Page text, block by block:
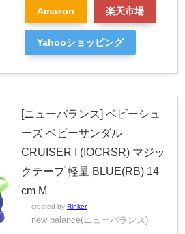
Amazon 楽天市場
Yahooショッピング
[ニューバランス] ベビーシュ
ーズ ベビーサンダル
CRUISER I (IOCRSR) マジッ
クテープ 軽量 BLUE(RB) 14
cm M
created by Rinker
new balance(ニューバランス)